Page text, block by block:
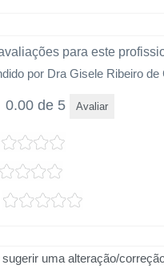
para este
por Dra Gisele Ribeiro
0.00 de 5 Avaliar
uma alteração/